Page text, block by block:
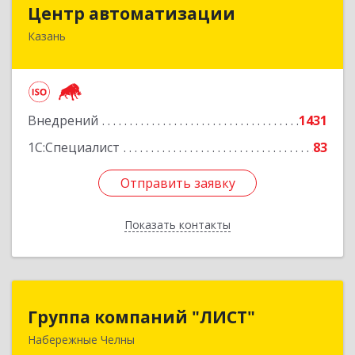
Центр автоматизации
Казань
Внедрений
1431
1С:Специалист
83
Отправить заявку
Показать контакты
420133, Татарстан Респ, Казань г, Ямашева пр-
Отправить заявку
Назад
Группа компаний "ЛИСТ"
Набережные Челны
Группа компаний "ЛИСТ"
423832, Татарстан Респ, Набережные Челны г,